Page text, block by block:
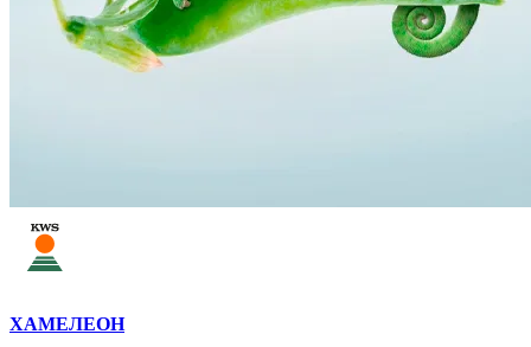
ХАМЕЛЕОН